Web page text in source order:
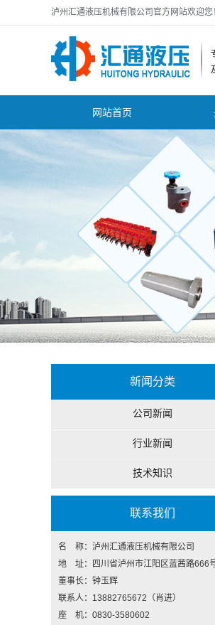
泸州汇通液压机械有限公司官方网站欢迎您
网站首页
公司
zhuanli
资质
营业执
新闻分类
公司新闻
行业新闻
技术知识
联系我们
名 称：泸州汇通液压机械有限公司
地 址：四川省泸州市江阳区蓝茜路666
董事长：钟玉辉
联系人：13882765672（肖进）
座 机：0830-3580602